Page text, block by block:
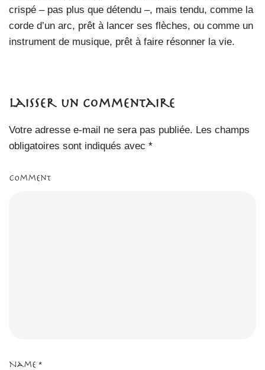
crispé – pas plus que détendu –, mais tendu, comme la
corde d’un arc, prêt à lancer ses flèches, ou comme un
instrument de musique, prêt à faire résonner la vie.
Laisser un commentaire
Votre adresse e-mail ne sera pas publiée. Les champs
obligatoires sont indiqués avec *
Comment
Name *